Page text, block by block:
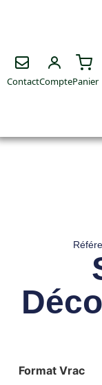
ContactComptePanier
Format Vrac